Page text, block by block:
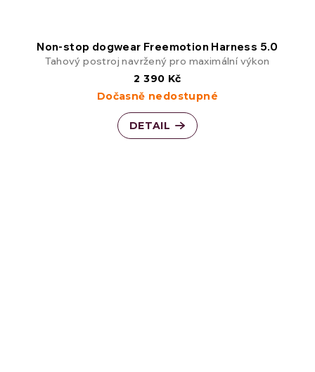
Non-stop dogwear Freemotion Harness 5.0
Tahový postroj navržený pro maximální výkon
2 390 Kč
Dočasně nedostupné
DETAIL